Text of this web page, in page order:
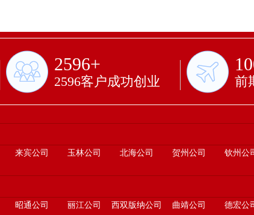
2596+
2596客户成功创业 前
来宾公司 玉林公司 北海公司 贺州公司 钦州公
昭通公司 丽江公司 西双版纳公司 曲靖公司 德宏公